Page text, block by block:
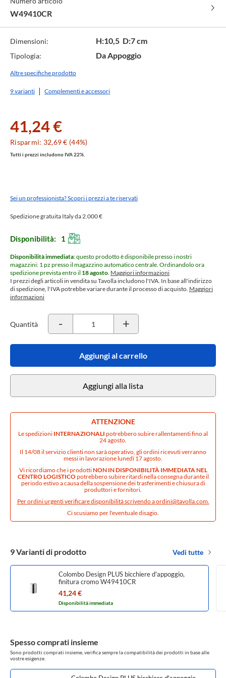
cod.
VM
W49410CR
Dimensioni: H:10,5 D:7 cm
Tipologia: Da Appoggio
Altre specifiche prodotto
9 varianti Complementi e accessori
41,24 €
Risparmi: 32,69 € (44%)
Tutti i prezzi includono IVA 22%.
Sei un professionista? Scopri i prezzi a te riservati
Spedizione gratuita Italy da 2.000 €
Disponibilità: 1
Disponibilità immediata: questo prodotto è disponibile presso i nostri
magazzini: 1 pz presso il magazzino automatico centrale. Ordinandolo ora
spedizione prevista entro il 18 agosto. Maggiori informazioni
I prezzi degli articoli in vendita su Tavolla includono l'IVA. In base all'indirizzo
di spedizione, l'IVA potrebbe variare durante il processo di acquisto. Maggiori
informazioni
Quantità - +
Aggiungi al carrello
Aggiungi alla lista
ATTENZIONE
Le spedizioni INTERNAZIONALI potrebbero subire rallentamenti fino al
24 agosto.
Il 14/08 il servizio clienti non sarà operativo, gli ordini ricevuti verranno
messi in lavorazione lunedì 17 agosto.
Vi ricordiamo che i prodottiNON IN DISPONIBILITÀ IMMEDIATA NEL
CENTRO LOGISTICOpotrebbero subire ritardi nella consegna durante il
periodo estivo a causa della sospensione dei trasferimenti e chiusura di
produttori e fornitori.
Per ordini urgenti verificare disponibilità scrivendo aordini@tavolla.com.
Ci scusiamo per l'eventuale disagio.
9 Varianti di prodotto Vedi tutte
Colombo Design PLUS bicchiere d'appoggio,
finitura cromo W49410CR
41,24 €
Disponibilità immediata
Spesso comprati insieme
Sono prodotti comprati insieme, verifica sempre la compatibilità dei prodotti in base alle
vostre esigenze.